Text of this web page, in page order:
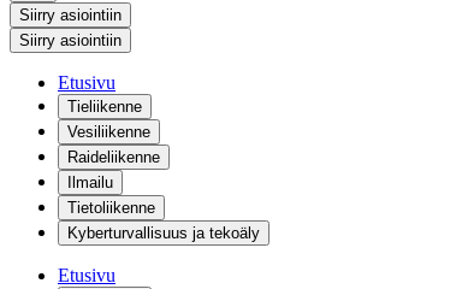
Siirry asiointiin
Siirry asiointiin
Etusivu
Tieliikenne
Vesiliikenne
Raideliikenne
Ilmailu
Tietoliikenne
Kyberturvallisuus ja tekoäly
Etusivu